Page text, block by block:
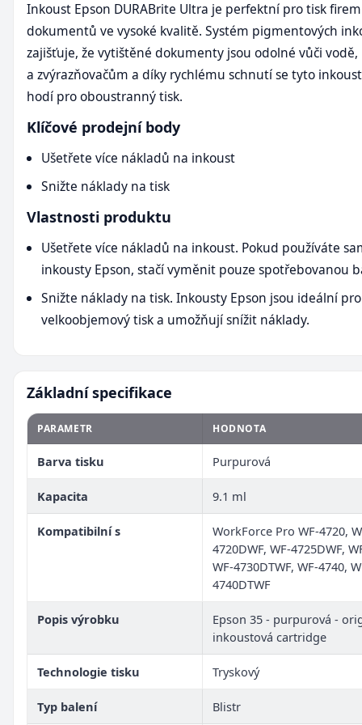
Inkoust Epson DURABrite Ultra je perfektní pro tisk
dokumentů ve vysoké kvalitě. Systém pigmentových
zajišťuje, že vytištěné dokumenty jsou odolné vůči vodě,
a zvýrazňovačům a díky rychlému schnutí se tyto
hodí pro oboustranný tisk.
Klíčové prodejní body
Ušetřete více nákladů na inkoust
Snižte náklady na tisk
Vlastnosti produktu
Ušetřete více nákladů na inkoust. Pokud používáte
inkousty Epson, stačí vyměnit pouze spotřebovanou
Snižte náklady na tisk. Inkousty Epson jsou ideální pro
velkoobjemový tisk a umožňují snížit náklady.
Základní specifikace
PARAMETR HODNOTA
Barva tisku Purpurová
Kapacita 9.1 ml
Kompatibilní s
WorkForce Pro WF-4720,
4720DWF, WF-4725DWF,
WF-4730DTWF, WF-4740,
4740DTWF
Popis výrobku
Epson 35 - purpurová -
inkoustová cartridge
Technologie tisku Tryskový
Typ balení Blistr